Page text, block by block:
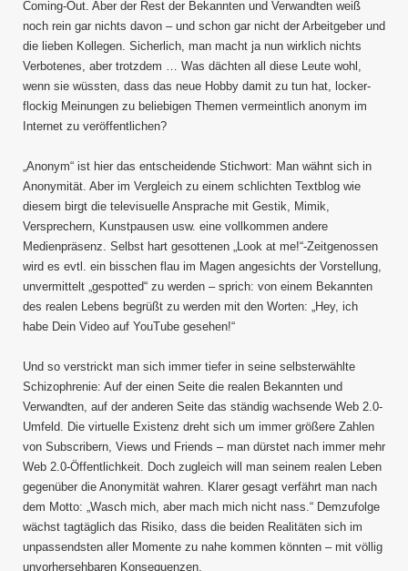
Coming-Out. Aber der Rest der Bekannten und Verwandten weiß
noch rein gar nichts davon – und schon gar nicht der Arbeitgeber und
die lieben Kollegen. Sicherlich, man macht ja nun wirklich nichts
Verbotenes, aber trotzdem … Was dächten all diese Leute wohl,
wenn sie wüssten, dass das neue Hobby damit zu tun hat, locker-
flockig Meinungen zu beliebigen Themen vermeintlich anonym im
Internet zu veröffentlichen?
„Anonym“ ist hier das entscheidende Stichwort: Man wähnt sich in
Anonymität. Aber im Vergleich zu einem schlichten Textblog wie
diesem birgt die televisuelle Ansprache mit Gestik, Mimik,
Versprechern, Kunstpausen usw. eine vollkommen andere
Medienpräsenz. Selbst hart gesottenen „Look at me!“-Zeitgenossen
wird es evtl. ein bisschen flau im Magen angesichts der Vorstellung,
unvermittelt „gespotted“ zu werden – sprich: von einem Bekannten
des realen Lebens begrüßt zu werden mit den Worten: „Hey, ich
habe Dein Video auf YouTube gesehen!“
Und so verstrickt man sich immer tiefer in seine selbsterwählte
Schizophrenie: Auf der einen Seite die realen Bekannten und
Verwandten, auf der anderen Seite das ständig wachsende Web 2.0-
Umfeld. Die virtuelle Existenz dreht sich um immer größere Zahlen
von Subscribern, Views und Friends – man dürstet nach immer mehr
Web 2.0-Öffentlichkeit. Doch zugleich will man seinem realen Leben
gegenüber die Anonymität wahren. Klarer gesagt verfährt man nach
dem Motto: „Wasch mich, aber mach mich nicht nass.“ Demzufolge
wächst tagtäglich das Risiko, dass die beiden Realitäten sich im
unpassendsten aller Momente zu nahe kommen könnten – mit völlig
unvorhersehbaren Konsequenzen.